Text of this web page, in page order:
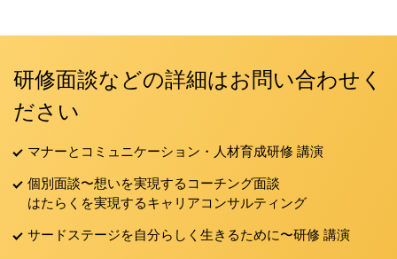
研修面談などの詳細はお問い合わせく
ださい
マナーとコミュニケーション・人材育成研修 講演
個別面談〜想いを実現するコーチング面談
はたらくを実現するキャリアコンサルティング
サードステージを自分らしく生きるために〜研修 講演